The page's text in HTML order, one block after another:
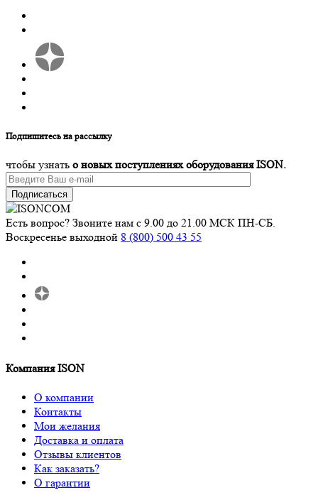
Подпишитесь на рассылку
чтобы узнать о новых поступлениях оборудования ISON.
Подписаться
Есть вопрос? Звоните нам с 9.00 до 21.00 МСК ПН-СБ.
Воскресенье выходной 8 (800) 500 43 55
Компания ISON
О компании
Контакты
Мои желания
Доставка и оплата
Отзывы клиентов
Как заказать?
О гарантии